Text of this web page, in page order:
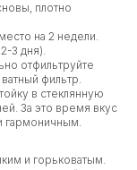
плотно
на 2 недели.
3 дня).
отфильтруйте
фильтр.
в стеклянную
За это время вкус
гармоничным.
и горьковатым.